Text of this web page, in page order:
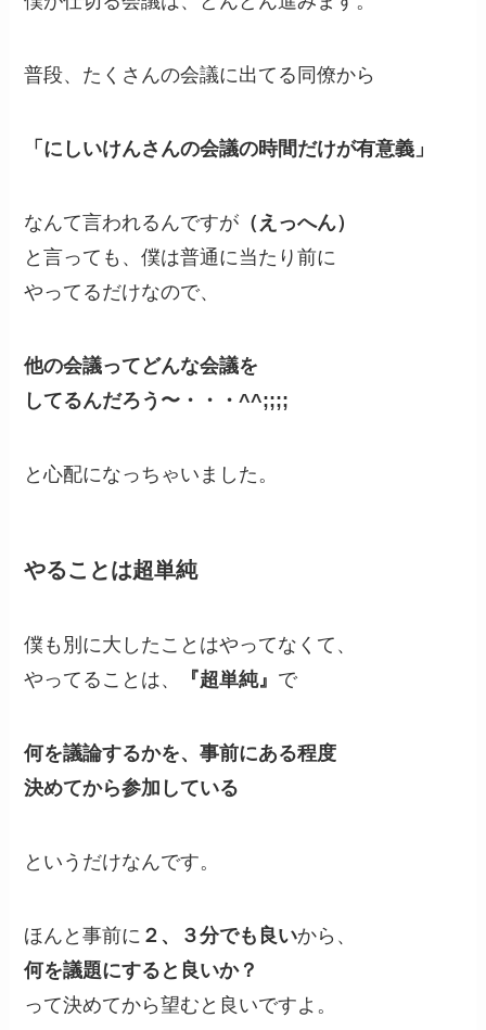
普段、たくさんの会議に出てる同僚から
「にしいけんさんの会議の時間だけが有意義」
なんて言われるんですが （えっへん）
と言っても、僕は普通に当たり前に
やってるだけなので、
他の会議ってどんな会議を
してるんだろう〜・・・^^;;;;
と心配になっちゃいました。
やることは超単純
僕も別に大したことはやってなくて、
やってることは、
『超単純』 で
何を議論するかを、事前にある程度
決めてから参加している
というだけなんです。
ほんと事前に ２、３分でも良いから、
何を議題にすると良いか？
って決めてから望むと良いですよ。